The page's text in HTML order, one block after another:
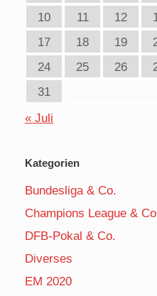
10
11 12
17
18 19
24
25 26
31
« Juli
Kategorien
Bundesliga & Co.
Champions League &
DFB-Pokal & Co.
Diverses
EM 2020